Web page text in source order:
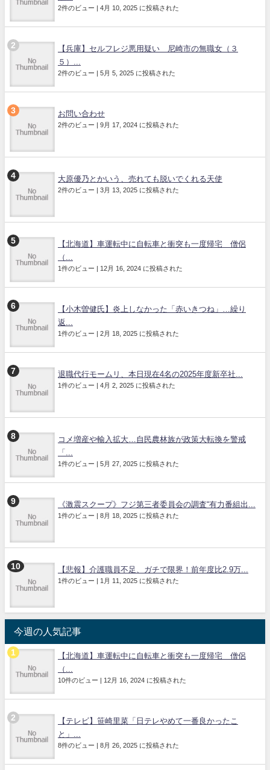
2件のビュー | 4月 10, 2025 に投稿された
【兵庫】セルフレジ悪用疑い 尼崎市の無職女（３
５）...
2件のビュー | 5月 5, 2025 に投稿された
お問い合わせ
2件のビュー | 9月 17, 2024 に投稿された
大原優乃とかいう、売れても脱いでくれる天使
2件のビュー | 3月 13, 2025 に投稿された
【北海道】車運転中に自転車と衝突も一度帰宅 僧侶
（...
1件のビュー | 12月 16, 2024 に投稿された
【小木曽健氏】炎上しなかった「赤いきつね」…繰り
返...
1件のビュー | 2月 18, 2025 に投稿された
退職代行モームリ、本日現在4名の2025年度新卒社...
1件のビュー | 4月 2, 2025 に投稿された
コメ増産や輸入拡大…自民農林族が政策大転換を警戒
「...
1件のビュー | 5月 27, 2025 に投稿された
《激震スクープ》フジ第三者委員会の調査“有力番組出...
1件のビュー | 8月 18, 2025 に投稿された
【悲報】介護職員不足、ガチで限界！前年度比2.9万...
1件のビュー | 1月 11, 2025 に投稿された
今週の人気記事
【北海道】車運転中に自転車と衝突も一度帰宅 僧侶
（...
10件のビュー | 12月 16, 2024 に投稿された
【テレビ】笹崎里菜「日テレやめて一番良かったこ
と」...
8件のビュー | 8月 26, 2025 に投稿された